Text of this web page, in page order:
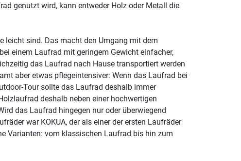
genutzt wird, kann entweder Holz oder Metall die
leicht sind. Das macht den Umgang mit dem
einem Laufrad mit geringem Gewicht einfacher,
das Laufrad nach Hause transportiert werden
aber etwas pflegeintensiver: Wenn das Laufrad bei
Tour sollte das Laufrad deshalb immer
deshalb neben einer hochwertigen
das Laufrad hingegen nur oder überwiegend
war KOKUA, der als einer der ersten Laufräder
Varianten: vom klassischen Laufrad bis hin zum